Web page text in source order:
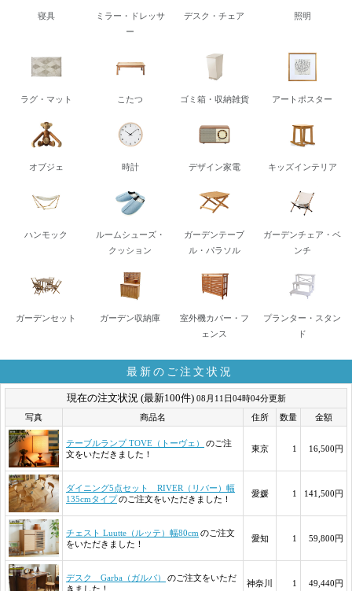
寝具
ミラー・ドレッサ
ー
デスク・チェア 照明
ラグ・マット こたつ ゴミ箱・収納雑貨 アートポスター
オブジェ 時計 デザイン家電 キッズインテリア
ハンモック
ルームシューズ・
クッション
ガーデンテーブ
ル・パラソル
ガーデンチェア・ベ
ンチ
ガーデンセット ガーデン収納庫
室外機カバー・フ
ェンス
プランター・スタン
ド
最新のご注文状況